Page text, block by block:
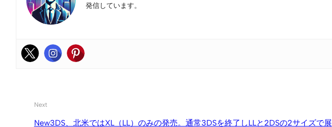
発信しています。
Next
New3DS、北米ではXL（LL）のみの発売。通常3DSを終了しLLと2DSの2サイズで展